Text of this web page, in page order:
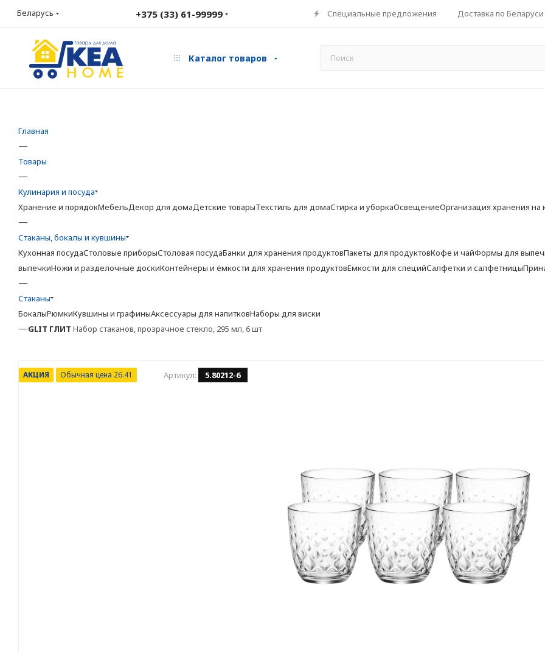
Беларусь +375 (33) 61-99999 Специальные предложения Доставка по Беларуси
Каталог товаров
Главная
—
Товары
—
Кулинария и посуда
Хранение и порядокМебельДекор для домаДетские товарыТекстиль для домаСтирка и уборкаОсвещениеОрганизация хранения на
—
Стаканы, бокалы и кувшины
Кухонная посудаСтоловые приборыСтоловая посудаБанки для хранения продуктовПакеты для продуктовКофе и чайФормы для
выпечкиНожи и разделочные доскиКонтейнеры и ёмкости для хранения продуктовЕмкости для специйСалфетки и салфетницы
—
Стаканы
БокалыРюмкиКувшины и графиныАксессуары для напитковНаборы для виски
—GLIT ГЛИТ Набор стаканов, прозрачное стекло, 295 мл, 6 шт
АКЦИЯ Обычная цена 26.41 Артикул: 5.80212-6